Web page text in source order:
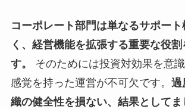
コーポレート部門は単なるサポー
く、経営機能を拡張する重要な役割
す。
そのためには投資対効果を意
感覚を持った運営が不可欠です。 過
織の健全性を損ない、結果として